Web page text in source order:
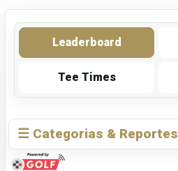
Leaderboard
Tee Times
☰ Categorias & Reportes